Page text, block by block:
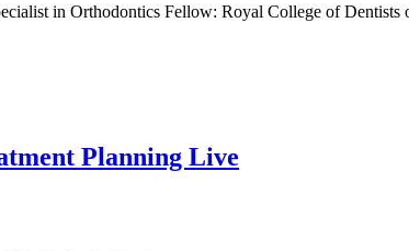
in Orthodontics Fellow: Royal College of
Planning Live